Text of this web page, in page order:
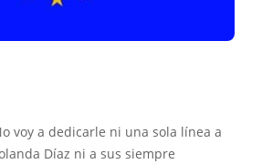
voy a dedicarle ni una sola línea a
Díaz ni a sus siempre